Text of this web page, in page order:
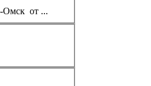
от 140 € Кёлн - Краснодар от 400 € Дюссельдорф-Омск от ...